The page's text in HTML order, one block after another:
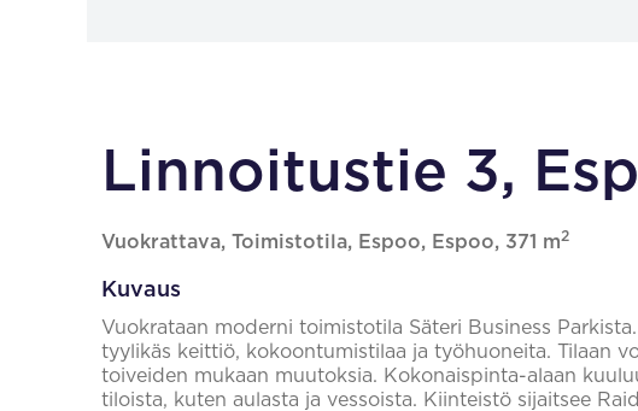
Linnoitustie 3,
Vuokrattava, Toimistotila, Espoo, Espoo, 371 m2
Kuvaus
Vuokrataan moderni toimistotila Säteri Business
tyylikäs keittiö, kokoontumistilaa ja työhuoneita. Tilaan
toiveiden mukaan muutoksia. Kokonaispinta-alaan
tiloista, kuten aulasta ja vessoista. Kiinteistö sijaitsee